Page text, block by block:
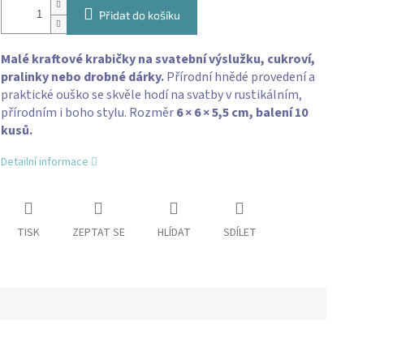
Přidat do košíku
Malé kraftové krabičky na svatební výslužku, cukroví,
pralinky nebo drobné dárky.Přírodní hnědé provedení a
praktické ouško se skvěle hodí na svatby v rustikálním,
přírodním i boho stylu. Rozměr6 × 6 × 5,5 cm, balení 10
kusů.
Detailní informace
TISK ZEPTAT SE HLÍDAT SDÍLET